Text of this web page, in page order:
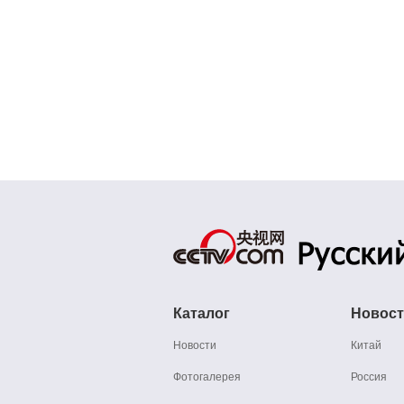
Каталог
Новости
Фотогалерея
Китай
Россия